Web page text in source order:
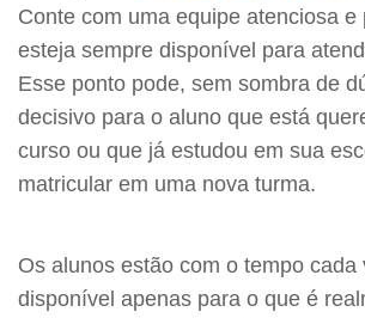
Conte com uma equipe atenciosa e
esteja sempre disponível para
Esse ponto pode, sem sombra de
decisivo para o aluno que está
curso ou que já estudou em sua
matricular em uma nova turma.
Os alunos estão com o tempo cada
disponível apenas para o que é